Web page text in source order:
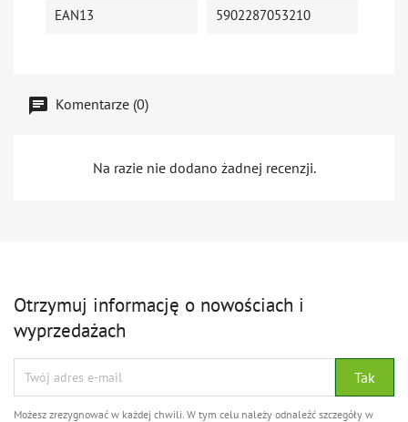
EAN13
5902287053210
Komentarze (0)
Na razie nie dodano żadnej recenzji.
Otrzymuj informację o nowościach i
wyprzedażach
Możesz zrezygnować w każdej chwili. W tym celu należy odnaleźć szczegóły w